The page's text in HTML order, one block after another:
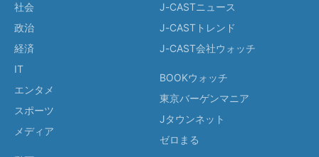
社会
政治
経済
IT
エンタメ
スポーツ
メディア
J-CASTニュース
J-CASTトレンド
J-CAST会社ウォッチ
BOOKウォッチ
東京バーゲンマニア
Jタウンネット
ゼロまる